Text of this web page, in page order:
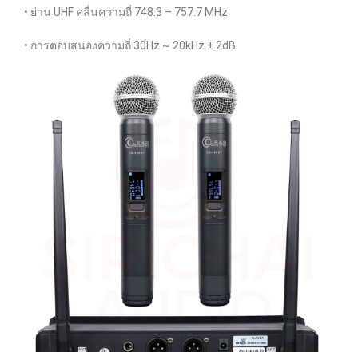
• ย่าน UHF คลื่นความถี่ 748.3 – 757.7 MHz
• การตอบสนองความถี่ 30Hz ~ 20kHz ± 2dB